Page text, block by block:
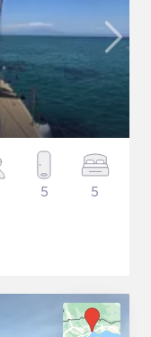
5 5